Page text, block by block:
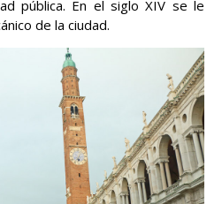
pública. En el siglo XIV se le
de la ciudad.